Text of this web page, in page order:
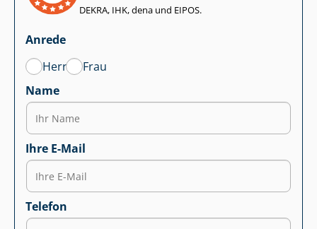
DEKRA, IHK, dena und EIPOS.
Anrede
Herr
Frau
Name
Ihre E-Mail
Telefon